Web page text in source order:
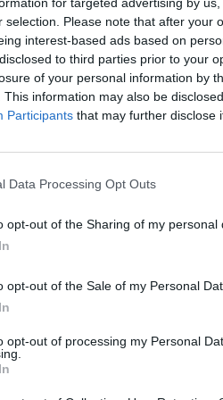
selection. Please note that after your
interest-based ads based on
to third parties prior to your
of your personal information by
This information may also be
Participants that may further disclose
Data Processing Opt Outs
opt-out of the Sharing of my personal
opt-out of the Sale of my Personal
opt-out of processing my Personal
Check Região de Terras